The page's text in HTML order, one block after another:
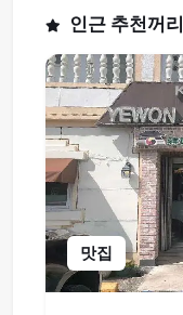
인근 추천꺼리
맛집